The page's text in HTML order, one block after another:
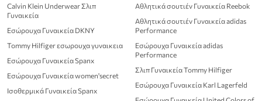
Calvin Klein Underwear Σλιπ
Γυναικεία
Εσώρουχα Γυναικεία DKNY
Tommy Hilfiger εσωρουχα γυναικεια
Εσώρουχα Γυναικεία Spanx
Εσώρουχα Γυναικεία women'secret
Ισοθερμικά Γυναικεία Spanx
Αθλητικά σουτιέν Γυναικεία Reebok
Αθλητικά σουτιέν Γυναικεία adidas
Performance
Εσώρουχα Γυναικεία adidas
Performance
Σλιπ Γυναικεία Tommy Hilfiger
Εσώρουχα Γυναικεία Karl Lagerfeld